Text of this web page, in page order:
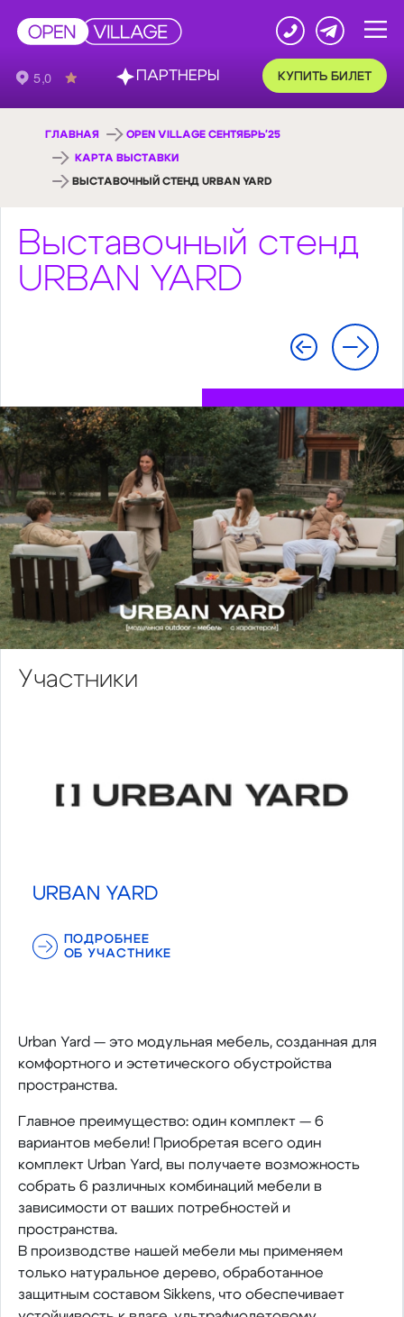
КУПИТЬ БИЛЕТ
ГЛАВНАЯ OPEN VILLAGE СЕНТЯБРЬ'25
КАРТА ВЫСТАВКИ
ВЫСТАВОЧНЫЙ СТЕНД URBAN YARD
Выставочный стенд
URBAN YARD
Участники
URBAN YARD
ПОДРОБНЕЕ
ОБ УЧАСТНИКЕ
Urban Yard — это модульная мебель, созданная для
комфортного и эстетического обустройства
пространства.
Главное преимущество: один комплект — 6
вариантов мебели! Приобретая всего один
комплект Urban Yard, вы получаете возможность
собрать 6 различных комбинаций мебели в
зависимости от ваших потребностей и
пространства.
В производстве нашей мебели мы применяем
только натуральное дерево, обработанное
защитным составом Sikkens, что обеспечивает